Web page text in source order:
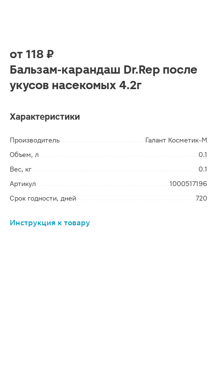
от 118 ₽
Бальзам-карандаш Dr.Rep после
укусов насекомых 4.2г
Характеристики
Производитель
Галант Косметик-М
Объем, л
0.1
Вес, кг
0.1
Артикул
1000517196
Срок годности, дней
720
Инструкция к товару